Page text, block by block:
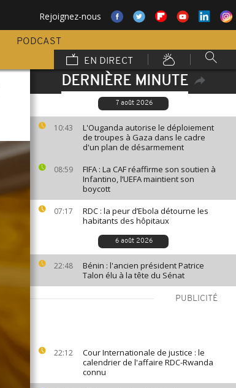
Rejoignez-nous
PODCAST
EN DIRECT
DERNIÈRE MINUTE
7 août 2026
10:43
L'Ouganda autorise le déploiement
de troupes à Gaza dans le cadre
d'un plan de désarmement
08:59
FIFA : La CAF réaffirme son soutien à
Infantino, l’UEFA maintient son
boycott
07:17
RDC : la peur d’Ebola détourne les
habitants des hôpitaux
6 août 2026
22:48
Bénin : l'ancien président Patrice
Talon élu à la tête du Sénat
PUBLICITÉ
22:12
Cour Internationale de justice : le
calendrier de l'affaire RDC-Rwanda
connu